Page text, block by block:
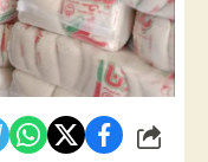
شارك